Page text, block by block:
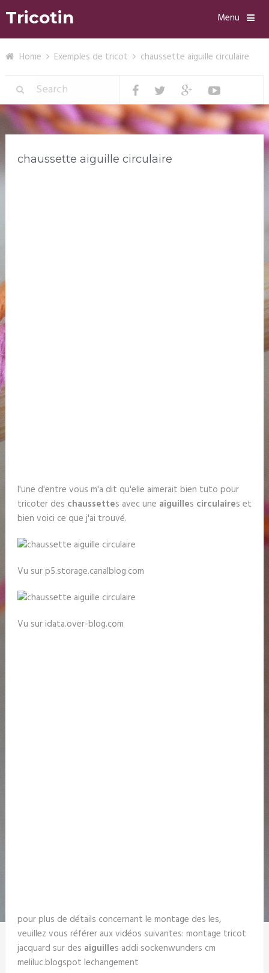
Tricotin Menu
Home Exemples de tricot chaussette aiguille circulaire
chaussette aiguille circulaire
l'une d'entre vous m'a dit qu'elle aimerait bien tuto pour
tricoter des chaussettes avec une aiguilles circulaires et
bien voici ce que j'ai trouvé.
Vu sur p5.storage.canalblog.com
Vu sur idata.over-blog.com
pour plus de détails concernant le montage des les,
veuillez vous référer aux vidéos suivantes: montage tricot
jacquard sur des aiguilles addi sockenwunders cm
meliluc.blogspot lechangement